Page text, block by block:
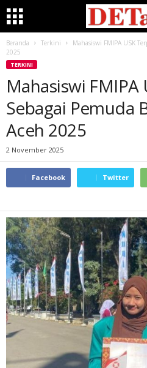
Beranda Terkini
Mahasiswi FMIPA USK
2025
TERKINI
Mahasiswi FMIPA
Sebagai Pemuda
Aceh 2025
2 November 2025
Facebook Twitter